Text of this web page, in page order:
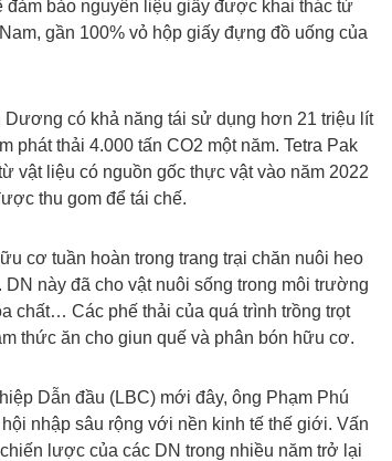
bảo nguyên liệu giấy được khai thác từ
gần 100% vỏ hộp giấy đựng đồ uống của
Dương có khả năng tái sử dụng hơn 21 triệu lít
thải 4.000 tấn CO2 một năm. Tetra Pak
vật liệu có nguồn gốc thực vật vào năm 2022
thu gom để tái chế.
cơ tuần hoàn trong trang trại chăn nuôi heo
này đã cho vật nuôi sống trong môi trường
chất… Các phế thải của quá trình trồng trọt
thức ăn cho giun quế và phân bón hữu cơ.
Dẫn đầu (LBC) mới đây, ông Phạm Phú
nhập sâu rộng với nền kinh tế thế giới. Vấn
lược của các DN trong nhiều năm trở lại